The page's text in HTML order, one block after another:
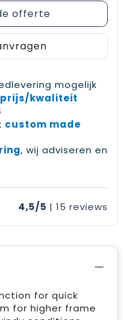
offerte
mogelijk
prijs/kwaliteit
custom made
, wij adviseren en
4,5/5 | 15 reviews
for quick
for higher frame